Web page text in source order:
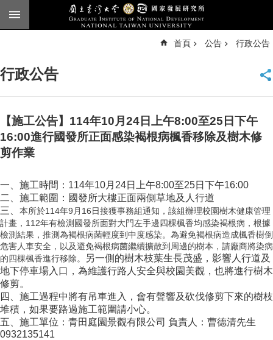
跳到主要內容區塊
臺
頁
English
公
本
所
簡
介
本
所
成
員
博
士
首頁 公告 行政公告
行政公告
【施工公告】114年10月24日上午8:00至25日下午
16:00進行國發所正面感染褐根病楓香移除及樹木修
剪作業
一、施工時間：114年10月24日上午8:00至25日下午16:00
二
、施工範圍：國發所大樓正面兩側草地及人行道
三、 本所於114年9月16日接獲事務組通知，該組辦理校園樹木健康管理
計畫，112年有檢測國發所面對大門左手邊四棵楓香均感染褐根病，根據
檢測結果，推測為褐根病菌輕度到中度感染。為避免褐根病造成楓香樹倒
危害人車安全，以及避免褐根病菌繼續擴散到周邊的樹本，請廠商將染病
的四棵楓香進行移除。
另一側的樹木枝葉生長茂盛，影響人行道及
地下停車場入口，為維護行路人安全與校園美觀，也將進行樹木
修剪。
四、施工過程中將有吊車進入，會有聲響及砍伐修剪下來的樹枝
堆積，如果要路過施工範圍請小心。
五、施工單位：青田庭園景觀有限公司 負責人：曹德清先生
0932135141